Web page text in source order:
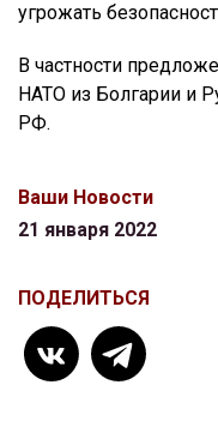
угрожать
В частности
НАТО из Болгарии и
РФ.
Ваши Новости
21 января 2022
ПОДЕЛИТЬСЯ